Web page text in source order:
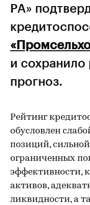
РА»
и
прогноз.
Рейтинг
обусловлен
позиций,
ограниченных
эффективности,
активов,
ликвидности, а